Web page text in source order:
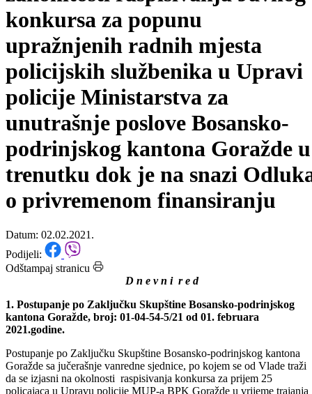
zatraženo Mišljenje o
zakonitosti raspisivanja Javnog
konkursa za popunu
upražnjenih radnih mjesta
policijskih službenika u Upravi
policije Ministarstva za
unutrašnje poslove Bosansko-
podrinjskog kantona Goražde u
trenutku dok je na snazi
o privremenom finansiranju
Datum: 02.02.2021.
Odštampaj stranicu
D n e v n i r e d
kantona Goražde, broj: 01-04-54-5/21 od 01. februara
2021.godine.
Postupanje po Zaključku Skupštine Bosansko-podrinjskog kantona